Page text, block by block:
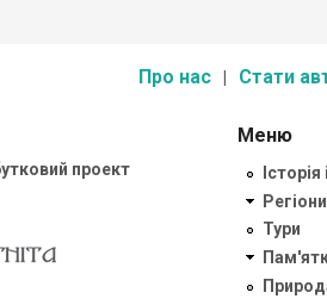
Про нас Стати
проект
Меню
Тури